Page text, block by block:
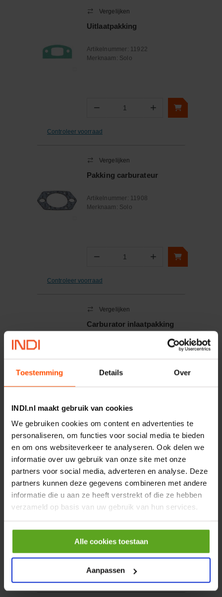
Toestemming Details Over
INDI.nl maakt gebruik van cookies
We gebruiken cookies om content en advertenties te
personaliseren, om functies voor social media te bieden
en om ons websiteverkeer te analyseren. Ook delen we
informatie over uw gebruik van onze site met onze
partners voor social media, adverteren en analyse. Deze
partners kunnen deze gegevens combineren met andere
informatie die u aan ze heeft verstrekt of die ze hebben
verzameld op basis van uw gebruik van hun services.
Alle cookies toestaan
Aanpassen
Vergelijken
Uitlaatpakking
Artikelnummer: 11922
Merknaam: Solo
− Aantal +
Controleer voorraad
Vergelijken
Pakking carburateur
Artikelnummer: 11908
Merknaam: Solo
− Aantal +
Controleer voorraad
Vergelijken
Carburator inlaatpakking
− Aantal
Vergelijken
Uitlaatpakking
Artikelnummer:11897
Merknaam:Solo
− Aantal +